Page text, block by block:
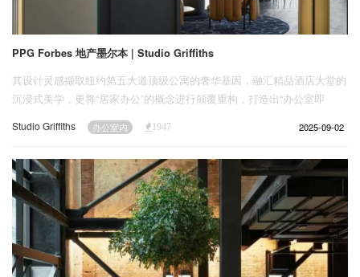
PPG Forbes 地产墨尔本 | Studio Griffiths
其设计灵感撷取纽约第五大道顶级公寓的奢华基因，融汇精品酒店大堂的
沉浸式美学，更将“居家办公”的概念进行颠覆重构，打造出“办公室即
Studio Griffiths 办公室内 1947 2025-09-02